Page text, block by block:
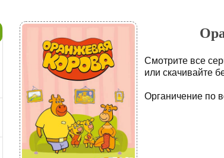
Смотрите все
или скачивайте
Органичение по